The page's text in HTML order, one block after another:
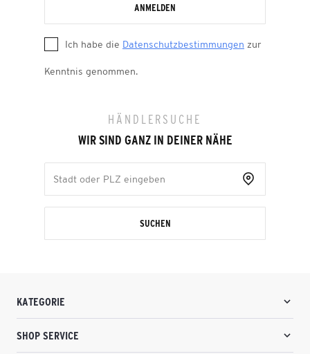
ANMELDEN
Ich habe die Datenschutzbestimmungen zur
Kenntnis genommen.
HÄNDLERSUCHE
WIR SIND GANZ IN DEINER NÄHE
SUCHEN
KATEGORIE
SHOP SERVICE